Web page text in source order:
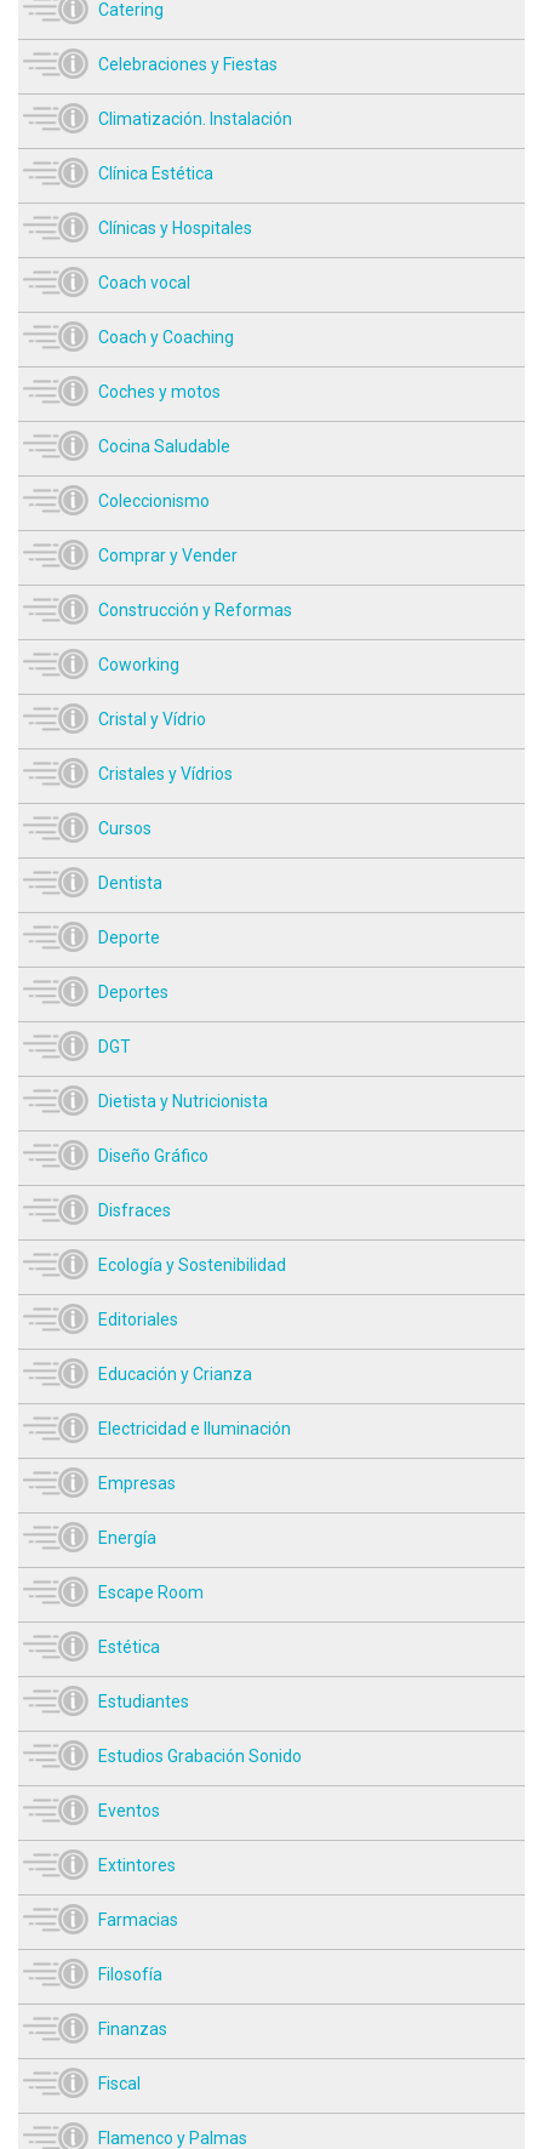
Catering
Celebraciones y Fiestas
Climatización. Instalación
Clínica Estética
Clínicas y Hospitales
Coach vocal
Coach y Coaching
Coches y motos
Cocina Saludable
Coleccionismo
Comprar y Vender
Construcción y Reformas
Coworking
Cristal y Vídrio
Cristales y Vídrios
Cursos
Dentista
Deporte
Deportes
DGT
Dietista y Nutricionista
Diseño Gráfico
Disfraces
Ecología y Sostenibilidad
Editoriales
Educación y Crianza
Electricidad e Iluminación
Empresas
Energía
Escape Room
Estética
Estudiantes
Estudios Grabación Sonido
Eventos
Extintores
Farmacias
Filosofía
Finanzas
Fiscal
Flamenco y Palmas